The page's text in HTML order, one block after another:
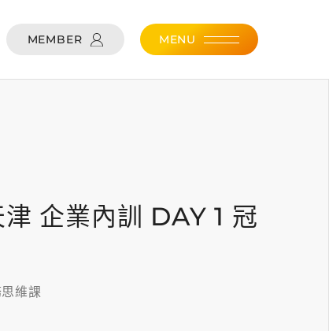
MEMBER MENU
企業內訓 DAY 1 冠
維課